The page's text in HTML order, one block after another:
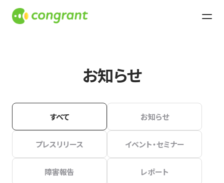
お知らせ
すべて お知らせ
プレスリリース イベント・セミナー
障害報告 レポート